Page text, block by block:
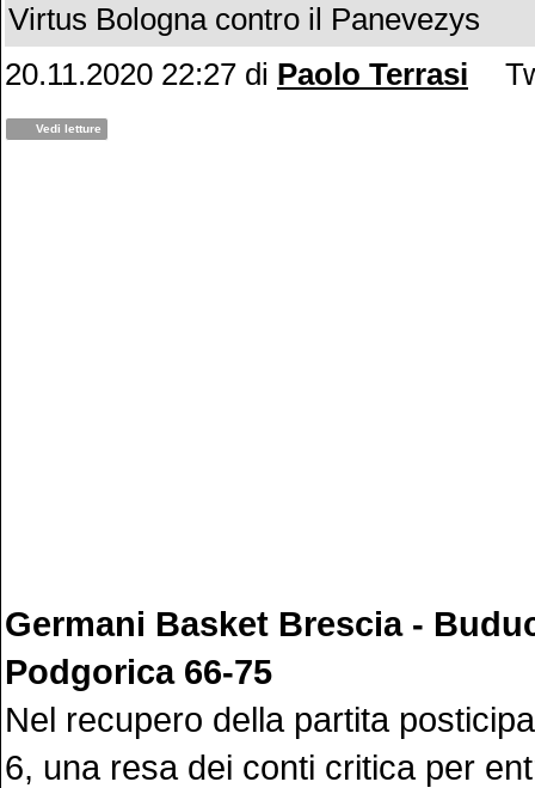
Virtus Bologna contro il Panevezys
20.11.2020 22:27 di Paolo Terrasi
Vedi letture
Germani Basket Brescia -
Podgorica 66-75
Nel recupero della partita
6, una resa dei conti critica per